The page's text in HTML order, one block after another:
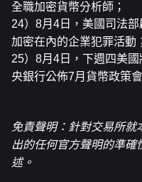
全職加密貨幣分析師；
24）8月4日，美國司法
加密在內的企業犯罪活動
25）8月4日，下週四美
央銀行公佈7月貨幣政策
免責聲明：針對交易所就
出的任何官方聲明的準確
述。